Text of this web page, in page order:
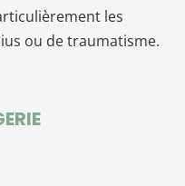
les
ou de traumatisme.